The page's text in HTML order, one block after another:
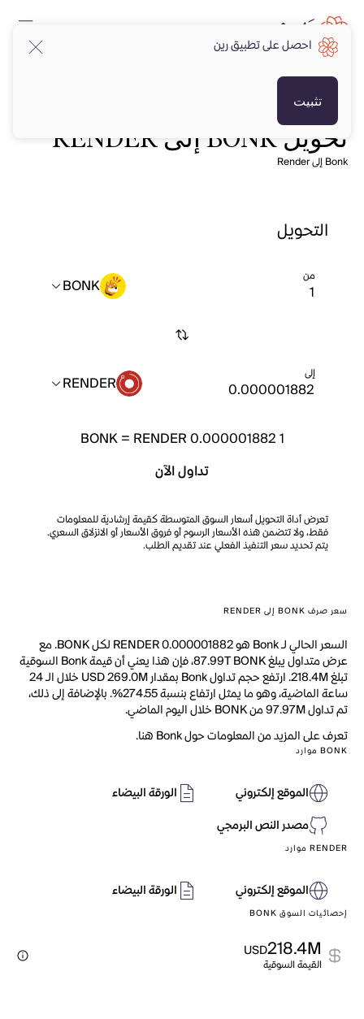
تحويل BONK إلى RENDER
Bonk إلى Render
التحويل
من BONK
إلى RENDER
1
BONK= RENDER 0.000001882
تداول الآن
تعرض أداة التحويل أسعار السوق المتوسطة كقيمة إرشادية للمعلومات
فقط، ولا تتضمن هذه الأسعار الرسوم أو فروق الأسعار أو الانزلاق السعري.
يتم تحديد سعر التنفيذ الفعلي عند تقديم الطلب.
سعر صرف BONK إلى RENDER
السعر الحالي لـ Bonk هو RENDER 0.000001882 لكل BONK. مع
عرض متداول يبلغ 87.99T BONK، فإن هذا يعني أن قيمة Bonk السوقية
تبلغ 218.4M. ارتفع حجم تداول Bonk بمقدار USD 269.0M خلال الـ 24
ساعة الماضية، وهو ما يمثل ارتفاع بنسبة 274.55%. بالإضافة إلى ذلك،
تم تداول 97.97M من BONK خلال اليوم الماضي.
تعرف على المزيد من المعلومات حول Bonk هنا.
BONK موارد
الموقع إلكتروني
الورقة البيضاء
مصدر النص البرمجي
RENDER موارد
الموقع إلكتروني الورقة البيضاء
إحصائيات السوق BONK
218.4M
USD
القيمة السوقية
احصل على تطبيق رين
تثبيت